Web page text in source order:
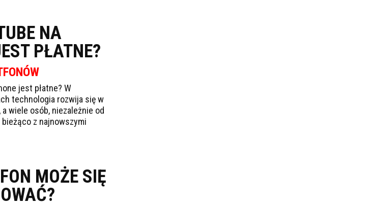
NA
PŁATNE?
jest płatne? W
technologia rozwija się w
wiele osób, niezależnie od
z najnowszymi
MOŻE SIĘ